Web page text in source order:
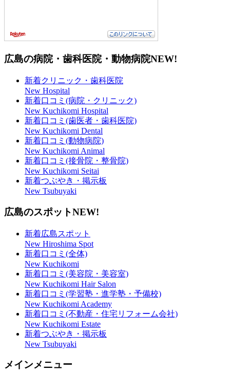
広島の病院・歯科医院・動物病院NEW!
新着クリニック・歯科医院
New Hospital
新着口コミ(病院・クリニック)
New Kuchikomi Hospital
新着口コミ(歯医者・歯科医院)
New Kuchikomi Dental
新着口コミ(動物病院)
New Kuchikomi Animal
新着口コミ(接骨院・整骨院)
New Kuchikomi Seitai
新着つぶやき・掲示板
New Tsubuyaki
広島のスポットNEW!
新着広島スポット
New Hiroshima Spot
新着口コミ(全体)
New Kuchikomi
新着口コミ(美容院・美容室)
New Kuchikomi Hair Salon
新着口コミ(学習塾・進学塾・予備校)
New Kuchikomi Academy
新着口コミ(不動産・住宅リフォーム会社)
New Kuchikomi Estate
新着つぶやき・掲示板
New Tsubuyaki
メインメニュー